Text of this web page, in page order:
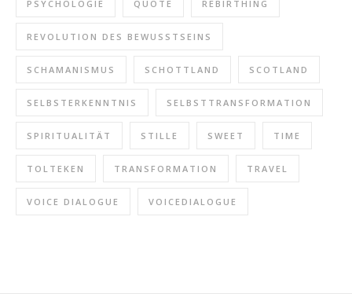
PSYCHOLOGIE QUOTE REBIRTHING
REVOLUTION DES BEWUSSTSEINS
SCHAMANISMUS SCHOTTLAND SCOTLAND
SELBSTERKENNTNIS SELBSTTRANSFORMATION
SPIRITUALITÄT STILLE SWEET TIME
TOLTEKEN TRANSFORMATION TRAVEL
VOICE DIALOGUE VOICEDIALOGUE